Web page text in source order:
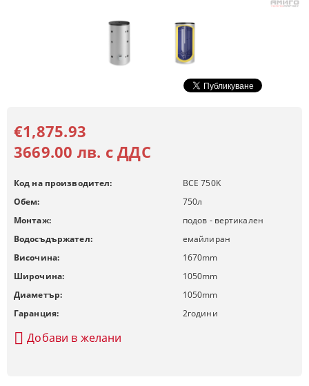
€1,875.93
3669.00 лв. с ДДС
Код на производител:
BCE 750K
Обем:
750л
Монтаж:
подов - вертикален
Водосъдържател:
емайлиран
Височина:
1670mm
Широчина:
1050mm
Диаметър:
1050mm
Гаранция:
2години
Добави в желани